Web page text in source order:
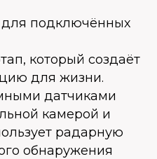
для подключённых
который создаёт
для жизни.
датчиками
камерой и
радарную
обнаружения